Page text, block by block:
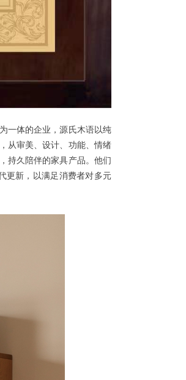
一体的企业，源氏木语以纯
从审美、设计、功能、情绪
持久陪伴的家具产品。他们
更新，以满足消费者对多元